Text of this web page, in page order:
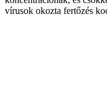
vírusok okozta fertőzés